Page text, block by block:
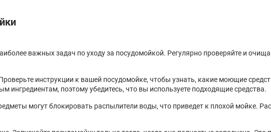
важных задач по уходу за посудомойкой. Регулярно проверяйте и
инструкции к вашей посудомойке, чтобы узнать, какие моющие
ингредиентам, поэтому убедитесь, что вы используете подходящие средства.
могут блокировать распылители воды, что приведет к плохой мойке.